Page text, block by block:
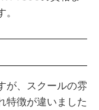
が、スクールの雰
特徴が違いました